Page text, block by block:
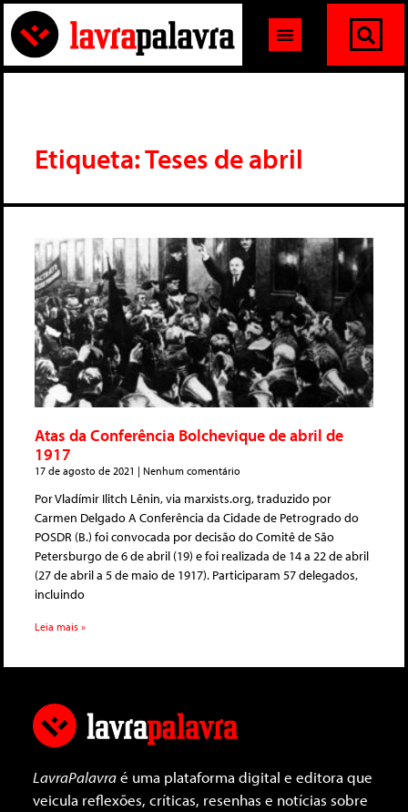
Etiqueta: Teses de abril
Atas da Conferência Bolchevique de abril de
1917
17 de agosto de 2021 Nenhum comentário
Por Vladímir Ilitch Lênin, via marxists.org, traduzido por
Carmen Delgado A Conferência da Cidade de Petrogrado do
POSDR (B.) foi convocada por decisão do Comitê de São
Petersburgo de 6 de abril (19) e foi realizada de 14 a 22 de abril
(27 de abril a 5 de maio de 1917). Participaram 57 delegados,
incluindo
Leia mais »
LavraPalavraé uma plataforma digital e editora que
veicula reflexões, críticas, resenhas e notícias sobre